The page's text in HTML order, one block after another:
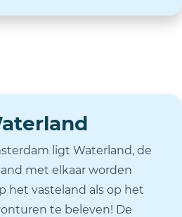
ligt Waterland, de
met elkaar worden
het vasteland als op het
te beleven! De